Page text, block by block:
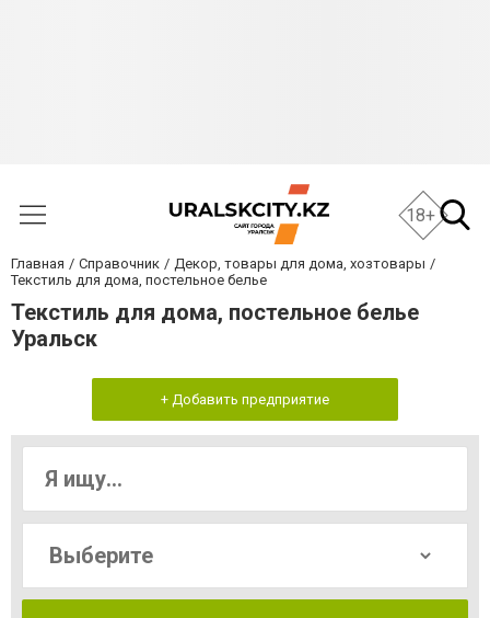
18+
Главная Справочник
Декор, товары для дома, хозтовары
Текстиль для дома, постельное белье
Текстиль для дома, постельное белье
Уральск
+ Добавить предприятие